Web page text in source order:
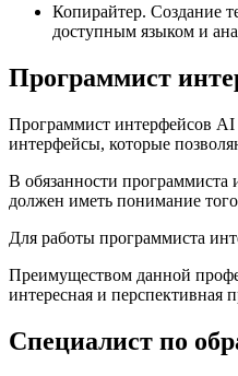
Копирайтер. Создание
доступным языком и
Программист
Программист интерфейсов AI
интерфейсы, которые
В обязанности программиста
должен иметь понимание
Для работы программиста
Преимуществом данной
интересная и перспективная
Специалист по